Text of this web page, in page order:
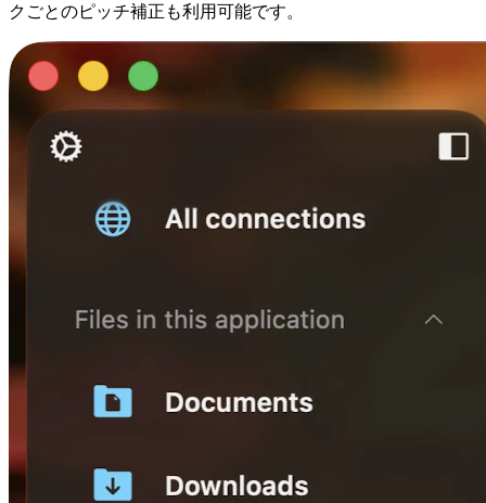
クごとのピッチ補正も利用可能です。